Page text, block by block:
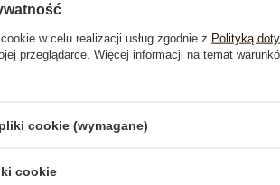
Opinie o produkcie(6)
w celu realizacji usług zgodnie z Polityką
przeglądarce. Więcej informacji na temat
cookie (wymagane)
cookie